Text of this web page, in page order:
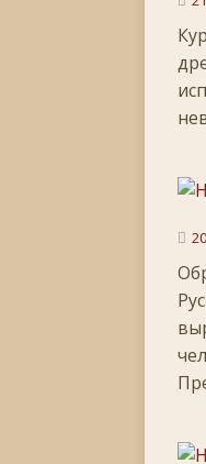
[
[
[
[
[
[
[